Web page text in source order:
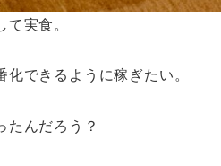
実食。
できるように稼ぎたい。
たんだろう？